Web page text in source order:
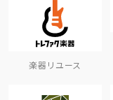
楽器リユース